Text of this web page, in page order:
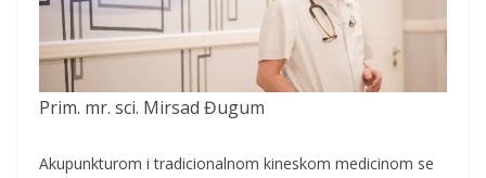
Prim. mr. sci. Mirsad Đugum
Akupunkturom i tradicionalnom kineskom medicinom se